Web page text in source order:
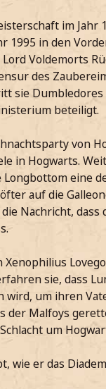
im Jahr
1995 in den
Voldemorts
des
sie
beteiligt.
von
in Hogwarts.
eine
auf die
Nachricht, dass
sie, dass
um ihren
der Malfoys
um
er das